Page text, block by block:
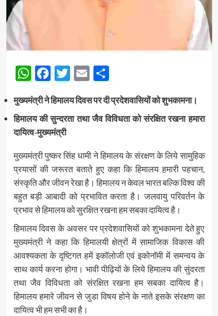
WhatsApp
Facebook
Twitter
EmailShare
मुख्यमंत्री ने हिमालय दिवस पर दी प्रदेशवासियों को शुभकामना।
हिमालय की सुन्दरता तथा जैव विविधता को संरक्षित रखना हमारा
दायित्व-मुख्यमंत्री
मुख्यमंत्री पुष्कर सिंह धामी ने हिमालय के संरक्षण के लिये सामुहिक
प्रयासों की जरूरत बताते हुए कहा कि हिमालय हमारी पहचान,
संस्कृति और जीवन रेखा है। हिमालय न केवल भारत बल्कि विश्व की
बहुत बड़ी आबादी को प्रभावित करता है। जलवायु परिवर्तन के
प्रभाव से हिमालय को सुरक्षित रखना हम सबका दायित्व है।
हिमालय दिवस के अवसर पर प्रदेशवासियों को शुभकामना देते हुए
मुख्यमंत्री ने कहा कि हिमालयी क्षेत्रों में सामाजिक विकास की
आवश्यकता के दृष्टिगत हमें इकॉलोजी एवं इकोनॉमी में समन्वय के
साथ कार्य करना होगा। भावी पीढ़ियों के लिये हिमालय की सुंदरता
तथा जैव विविधता को संरक्षित रखना हम सबका दायित्व है।
हिमालय हमारे जीवन से जुडा विषय होने के नाते इसके संरक्षण का
दायित्व भी हम सभी का है।